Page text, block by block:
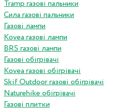
Tramp газові пальники
Сила газові пальники
Газові лампи
Kovea газові лампи
BRS газові лампи
Газові обігрівачі
Kovea газові обігрівачі
Skif Outdoor газові обігрівачі
Naturehike обігрівачі
Газові плитки